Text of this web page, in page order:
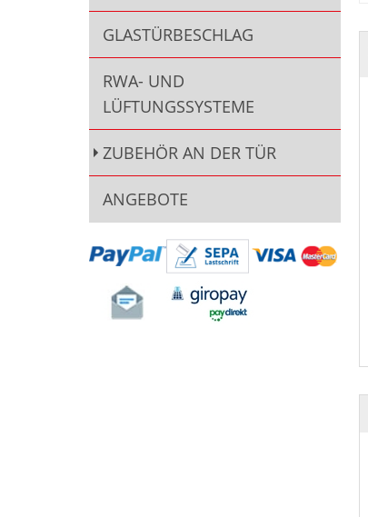
GLASTÜRBESCHLAG
RWA- UND
LÜFTUNGSSYSTEME
ZUBEHÖR AN DER TÜR
ANGEBOTE